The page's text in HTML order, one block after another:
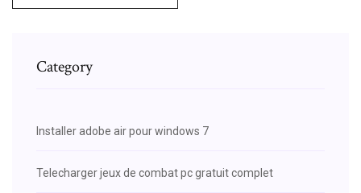
Category
Installer adobe air pour windows 7
Telecharger jeux de combat pc gratuit complet